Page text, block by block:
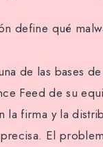
define qué
de las bases
Feed de su
la firma y la
El